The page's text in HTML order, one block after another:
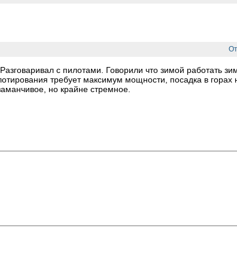
с пилотами. Говорили что зимой работать
требует максимум мощности, посадка в горах
но крайне стремное.